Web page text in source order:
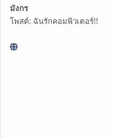
มังกร
โพสต์: ฉันรักคอมพิวเตอร์!!